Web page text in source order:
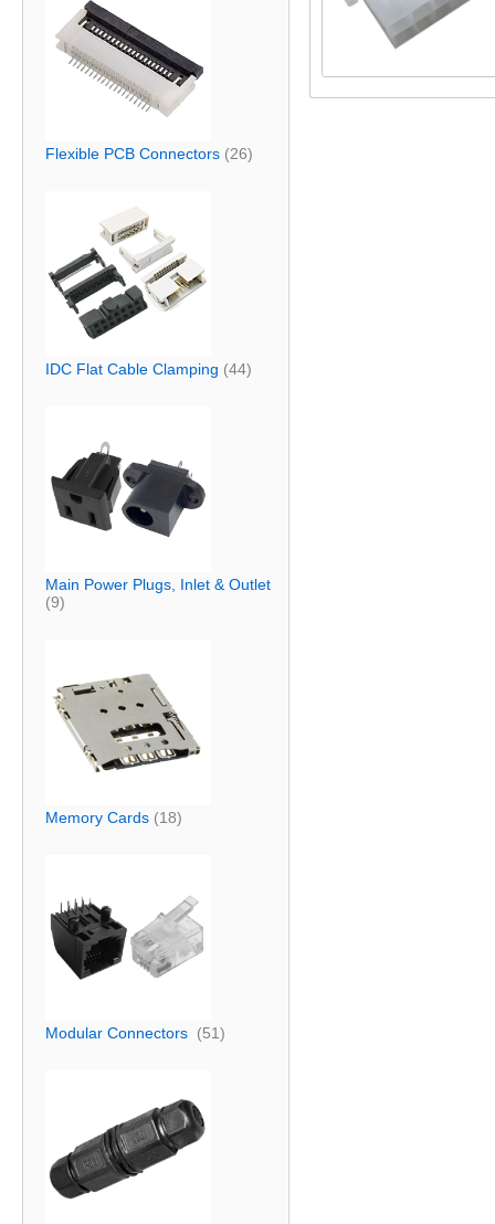
Flexible PCB Connectors (26)
IDC Flat Cable Clamping (44)
Main Power Plugs, Inlet & Outlet
(9)
Memory Cards (18)
Modular Connectors (51)